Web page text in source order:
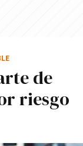
de
riesgo